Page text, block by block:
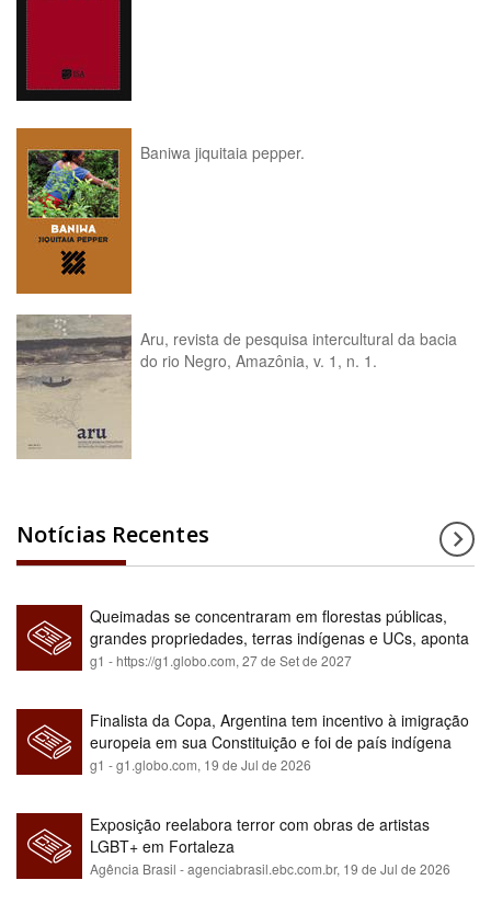
Baniwa jiquitaia pepper.
Aru, revista de pesquisa intercultural da bacia
do rio Negro, Amazônia, v. 1, n. 1.
Notícias Recentes
Queimadas se concentraram em florestas públicas,
grandes propriedades, terras indígenas e UCs, aponta
relatório
g1 - https://g1.globo.com, 27 de Set de 2027
Finalista da Copa, Argentina tem incentivo à imigração
europeia em sua Constituição e foi de país indígena
para maioria branca
g1 - g1.globo.com, 19 de Jul de 2026
Exposição reelabora terror com obras de artistas
LGBT+ em Fortaleza
Agência Brasil - agenciabrasil.ebc.com.br, 19 de Jul de 2026